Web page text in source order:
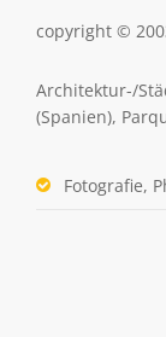
copyright ©
Architektur-/
(Spanien),
Fotografie,